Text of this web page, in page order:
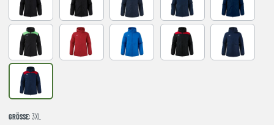
Black BLACK-YELLOW DARK NAVY TURQUESANAVY-ROYAL NAVY-
NEGRO-VERDE FLUOR
red royal BLACK-RED Navy
NAVY-RED
GRÖSSE : 3XL